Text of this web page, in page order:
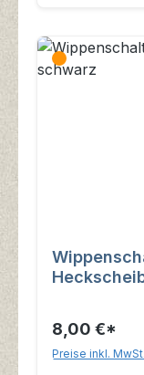
8,00 €*
Preise inkl.